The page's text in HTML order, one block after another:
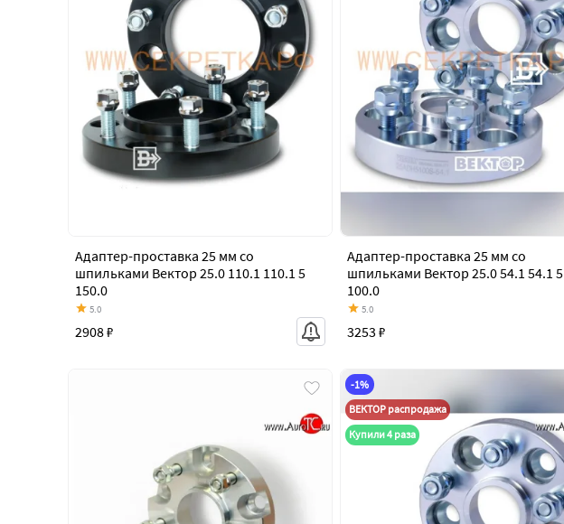
Адаптер-проставка 25 мм со
шпильками Вектор 25.0 110.1 110.1 5
150.0
5.0
2908 ₽
Адаптер-проставка 25 мм со
шпильками Вектор 25.0 54.1 54.1 5
100.0
5.0
3253 ₽
-1%
ВЕКТОР распродажа
Купили 4 раза